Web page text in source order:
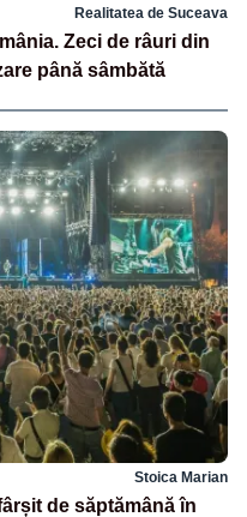
Realitatea de Suceava
Zeci de râuri din
până sâmbătă
Stoica Marian
de săptămână în